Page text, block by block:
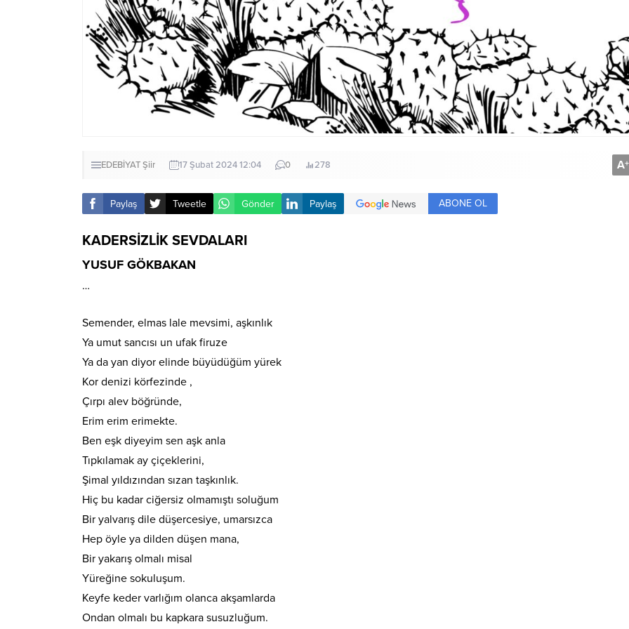
EDEBİYATŞiir 17 Şubat 2024 12:04 0 278 A+
Paylaş Tweetle Gönder Paylaş ABONE OL
KADERSİZLİK SEVDALARI
YUSUF GÖKBAKAN
…
Semender, elmas lale mevsimi, aşkınlık
Ya umut sancısı un ufak firuze
Ya da yan diyor elinde büyüdüğüm yürek
Kor denizi körfezinde ,
Çırpı alev böğründe,
Erim erim erimekte.
Ben eşk diyeyim sen aşk anla
Tıpkılamak ay çiçeklerini,
Şimal yıldızından sızan taşkınlık.
Hiç bu kadar ciğersiz olmamıştı soluğum
Bir yalvarış dile düşercesiye, umarsızca
Hep öyle ya dilden düşen mana,
Bir yakarış olmalı misal
Yüreğine sokuluşum.
Keyfe keder varlığım olanca akşamlarda
Ondan olmalı bu kapkara susuzluğum.